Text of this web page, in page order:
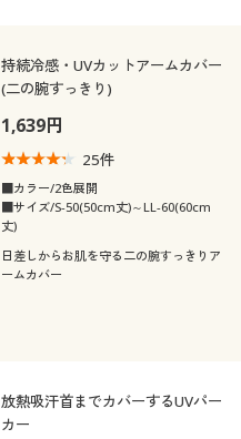
持続冷感・UVカットアームカバー
(二の腕すっきり)
1,639円
25件
■カラー/2色展開
■サイズ/S-50(50cm丈)～LL-60(60cm
丈)
日差しからお肌を守る二の腕すっきりア
ームカバー
放熱吸汗首までカバーするUVパー
カー